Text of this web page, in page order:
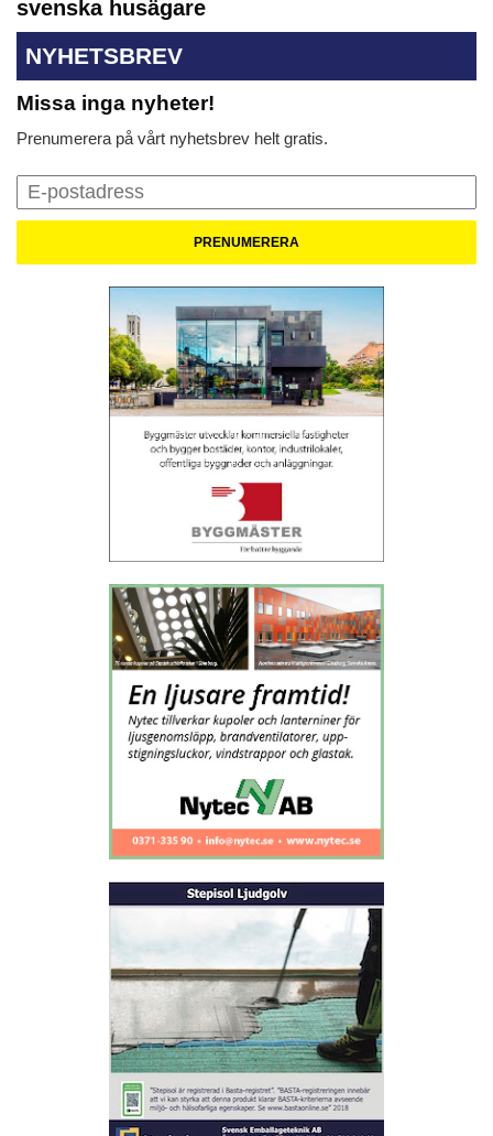
svenska husägare
NYHETSBREV
Missa inga nyheter!
Prenumerera på vårt nyhetsbrev helt gratis.